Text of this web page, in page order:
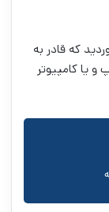
که قادر به
یا کامپیوتر